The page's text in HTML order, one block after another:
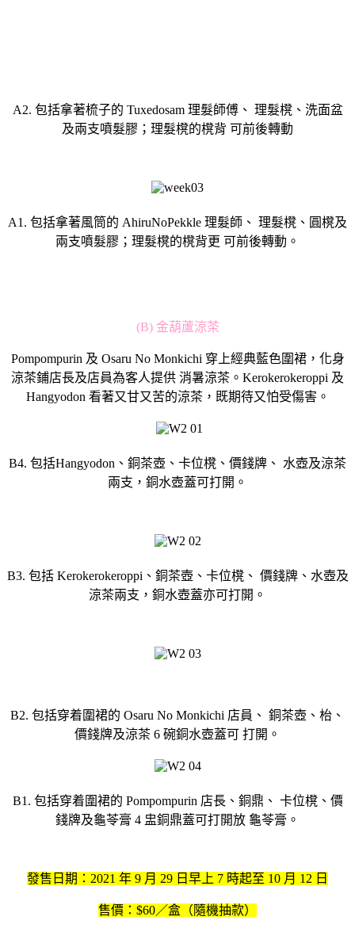
A2. 包括拿著梳子的 Tuxedosam 理髮師傅、 理髮櫈、洗面盆
及兩支噴髮膠；理髮櫈的櫈背 可前後轉動
A1. 包括拿著風筒的 AhiruNoPekkle 理髮師、 理髮櫈、圓櫈及
兩支噴髮膠；理髮櫈的櫈背更 可前後轉動。
(B) 金葫蘆涼茶
Pompompurin 及 Osaru No Monkichi 穿上經典藍色圍裙，化身
涼茶鋪店長及店員為客人提供 消暑涼茶。Kerokerokeroppi 及
Hangyodon 看著又甘又苦的涼茶，既期待又怕受傷害。
B4. 包括Hangyodon、銅茶壺、卡位櫈、價錢牌、 水壺及涼茶
兩支，銅水壺蓋可打開。
B3. 包括 Kerokerokeroppi、銅茶壺、卡位櫈、 價錢牌、水壺及
涼茶兩支，銅水壺蓋亦可打開。
B2. 包括穿着圍裙的 Osaru No Monkichi 店員、 銅茶壺、枱、
價錢牌及涼茶 6 碗銅水壺蓋可 打開。
B1. 包括穿着圍裙的 Pompompurin 店長、銅鼎、 卡位櫈、價
錢牌及龜苓膏 4 盅銅鼎蓋可打開放 龜苓膏。
發售日期：2021 年 9 月 29 日早上 7 時起至 10 月 12 日
售價：$60／盒（隨機抽款）